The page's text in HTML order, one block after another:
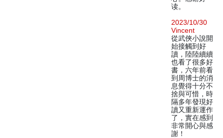
读。
2023/10/30
Vincent
從武俠小說開
始接觸到好
讀，陸陸續續
也看了很多好
書，六年前看
到周博士的消
息覺得十分不
捨與可惜，時
隔多年發現好
讀又重新運作
了，實在感到
非常開心與感
謝！